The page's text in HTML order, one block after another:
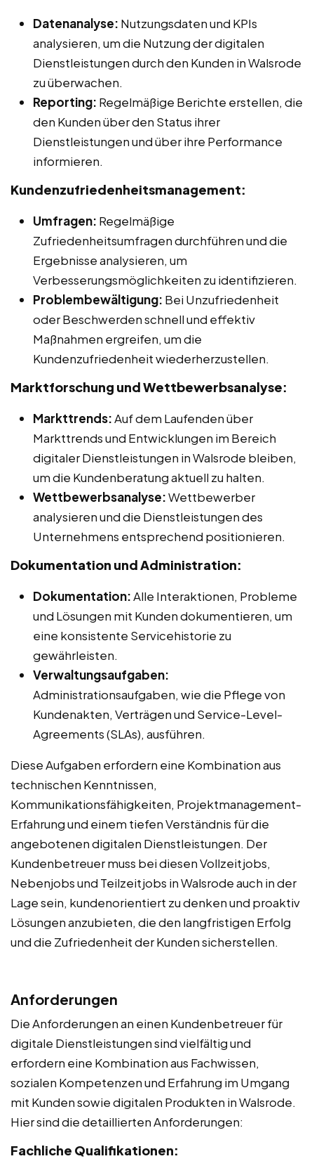
Datenanalyse: Nutzungsdaten und KPIs
analysieren, um die Nutzung der digitalen
Dienstleistungen durch den Kunden in Walsrode
zu überwachen.
Reporting: Regelmäßige Berichte erstellen, die
den Kunden über den Status ihrer
Dienstleistungen und über ihre Performance
informieren.
Kundenzufriedenheitsmanagement:
Umfragen: Regelmäßige
Zufriedenheitsumfragen durchführen und die
Ergebnisse analysieren, um
Verbesserungsmöglichkeiten zu identifizieren.
Problembewältigung: Bei Unzufriedenheit
oder Beschwerden schnell und effektiv
Maßnahmen ergreifen, um die
Kundenzufriedenheit wiederherzustellen.
Marktforschung und Wettbewerbsanalyse:
Markttrends:Auf dem Laufenden über
Markttrends und Entwicklungen im Bereich
digitaler Dienstleistungen in Walsrode bleiben,
um die Kundenberatung aktuell zu halten.
Wettbewerbsanalyse:Wettbewerber
analysieren und die Dienstleistungen des
Unternehmens entsprechend positionieren.
Dokumentation und Administration:
Dokumentation:Alle Interaktionen, Probleme
und Lösungen mit Kunden dokumentieren, um
eine konsistente Servicehistorie zu
gewährleisten.
Verwaltungsaufgaben:
Administrationsaufgaben, wie die Pflege von
Kundenakten, Verträgen und Service-Level-
Agreements (SLAs), ausführen.
Diese Aufgaben erfordern eine Kombination aus
technischen Kenntnissen,
Kommunikationsfähigkeiten, Projektmanagement-
Erfahrung und einem tiefen Verständnis für die
angebotenen digitalen Dienstleistungen. Der
Kundenbetreuer muss bei diesen Vollzeitjobs,
Nebenjobs und Teilzeitjobs in Walsrode auch in der
Lage sein, kundenorientiert zu denken und proaktiv
Lösungen anzubieten, die den langfristigen Erfolg
und die Zufriedenheit der Kunden sicherstellen.
Anforderungen
Die Anforderungen an einen Kundenbetreuer für
digitale Dienstleistungen sind vielfältig und
erfordern eine Kombination aus Fachwissen,
sozialen Kompetenzen und Erfahrung im Umgang
mit Kunden sowie digitalen Produkten in Walsrode.
Hier sind die detaillierten Anforderungen:
Fachliche Qualifikationen: